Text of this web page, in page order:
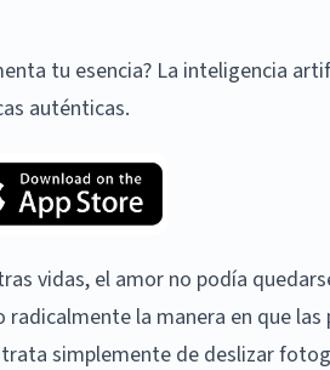
tu esencia? La inteligencia
auténticas.
vidas, el amor no podía
la manera en que las
simplemente de deslizar